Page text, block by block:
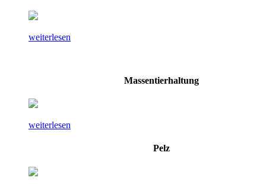
weiterlesen
Massentierhaltung
weiterlesen
Pelz